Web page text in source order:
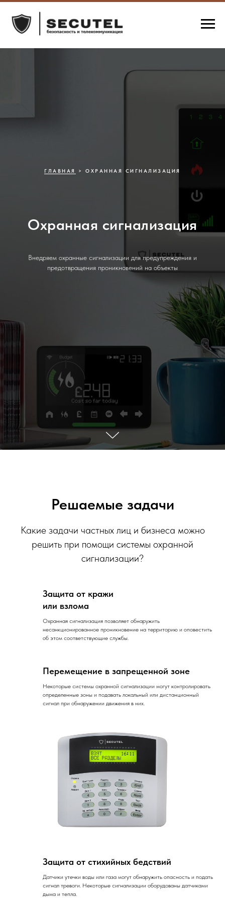
ГЛАВНАЯ > ОХРАННАЯ СИГНАЛИЗАЦИЯ
Охранная сигнализация
Внедряем охранные сигнализации для предупреждения и
предотвращения проникновений на объекты
Решаемые задачи
Какие задачи частных лиц и бизнеса можно
решить при помощи системы охранной
сигнализации?
Защита от кражи
или взлома
Охранная сигнализация позволяет обнаружить
несанкционированное проникновение на территорию и оповестить
об этом соответствующие службы.
Перемещение в запрещенной зоне
Некоторые системы охранной сигнализации могут контролировать
определенные зоны и подавать локальный или дистанционный
сигнал при обнаружении движения в них.
Защита от стихийных бедствий
Датчики утечки воды или газа могут обнаружить опасность и подать
сигнал тревоги. Некоторые сигнализации оборудованы датчиками
дыма и тепла.